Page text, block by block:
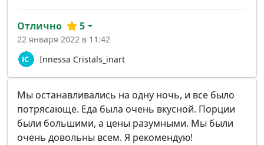
Innessa Cristals_inart
Отлично 5
22 января 2022 в 11:42
Мы останавливались на одну ночь, и все было
потрясающе. Еда была очень вкусной. Порции
были большими, а цены разумными. Мы были
очень довольны всем. Я рекомендую!